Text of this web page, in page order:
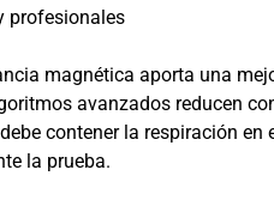
profesionales
magnética aporta una
avanzados reducen
contener la respiración
la prueba.